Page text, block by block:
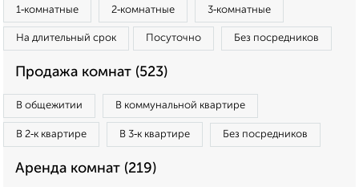
1‑комнатные 2‑комнатные 3‑комнатные
На длительный срок Посуточно Без посредников
Продажа комнат (523)
В общежитии В коммунальной квартире
В 2‑к квартире В 3‑к квартире Без посредников
Аренда комнат (219)